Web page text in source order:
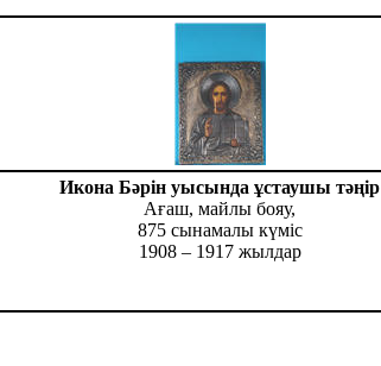
Икона Бәрін уысында ұстаушы тәңір
Ағаш, майлы бояу,
875 сынамалы күміс
1908 – 1917 жылдар